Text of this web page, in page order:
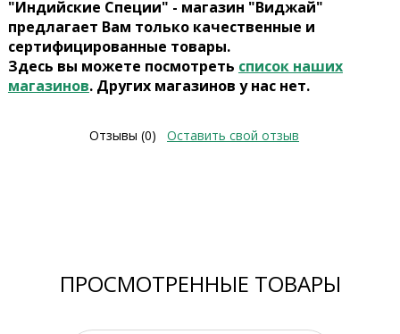
"Индийские Специи" - магазин "Виджай"
предлагает Вам только качественные и
сертифицированные товары.
Здесь вы можете посмотреть список наших
магазинов. Других магазинов у нас нет.
Отзывы (0) Оставить свой отзыв
ПРОСМОТРЕННЫЕ ТОВАРЫ